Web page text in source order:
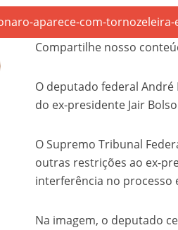
Comunicamos o falecimento
Compartilhe nosso
O deputado federal André
do ex-presidente Jair
O Supremo Tribunal
outras restrições ao ex-
interferência no processo
Na imagem, o deputado